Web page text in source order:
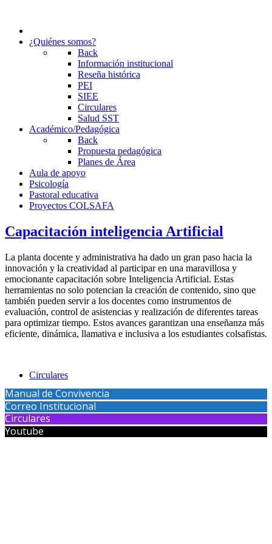
¿Quiénes somos?
Back
Información institucional
Reseña histórica
PEI
SIEE
Circulares
Salud SST
Académico/Pedagógica
Back
Propuesta pedagógica
Planes de Área
Aula de apoyo
Psicología
Pastoral educativa
Proyectos COLSAFA
Capacitación inteligencia Artificial
La planta docente y administrativa ha dado un gran paso hacia la
innovación y la creatividad al participar en una maravillosa y
emocionante capacitación sobre Inteligencia Artificial. Estas
herramientas no solo potencian la creación de contenido, sino que
también pueden servir a los docentes como instrumentos de
evaluación, control de asistencias y realización de diferentes tareas
para optimizar tiempo. Estos avances garantizan una enseñanza más
eficiente, dinámica, llamativa e inclusiva a los estudiantes colsafistas.
Circulares
Manual de Convivencia
Correo Institucional
Circulares
Youtube